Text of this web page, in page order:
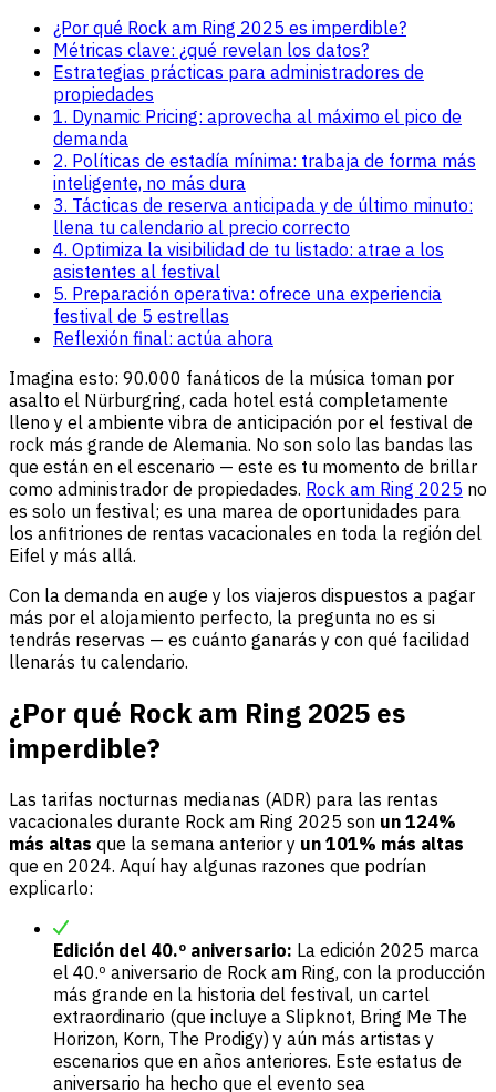
¿Por qué Rock am Ring 2025 es imperdible?
Métricas clave: ¿qué revelan los datos?
Estrategias prácticas para administradores de
propiedades
1. Dynamic Pricing: aprovecha al máximo el pico de
demanda
2. Políticas de estadía mínima: trabaja de forma más
inteligente, no más dura
3. Tácticas de reserva anticipada y de último minuto:
llena tu calendario al precio correcto
4. Optimiza la visibilidad de tu listado: atrae a los
asistentes al festival
5. Preparación operativa: ofrece una experiencia
festival de 5 estrellas
Reflexión final: actúa ahora
Imagina esto: 90.000 fanáticos de la música toman por
asalto el Nürburgring, cada hotel está completamente
lleno y el ambiente vibra de anticipación por el festival de
rock más grande de Alemania. No son solo las bandas las
que están en el escenario — este es tu momento de brillar
como administrador de propiedades. Rock am Ring 2025 no
es solo un festival; es una marea de oportunidades para
los anfitriones de rentas vacacionales en toda la región del
Eifel y más allá.
Con la demanda en auge y los viajeros dispuestos a pagar
más por el alojamiento perfecto, la pregunta no es si
tendrás reservas — es cuánto ganarás y con qué facilidad
llenarás tu calendario.
¿Por qué Rock am Ring 2025 es
imperdible?
Las tarifas nocturnas medianas (ADR) para las rentas
vacacionales durante Rock am Ring 2025 son un 124%
más altas que la semana anterior y un 101% más altas
que en 2024. Aquí hay algunas razones que podrían
explicarlo:
Edición del 40.º aniversario: La edición 2025 marca
el 40.º aniversario de Rock am Ring, con la producción
más grande en la historia del festival, un cartel
extraordinario (que incluye a Slipknot, Bring Me The
Horizon, Korn, The Prodigy) y aún más artistas y
escenarios que en años anteriores. Este estatus de
aniversario ha hecho que el evento sea